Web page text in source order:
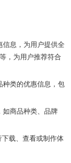
信息，为用户提供全
，为用户推荐符合
种类的优惠信息，包
如商品种类、品牌
载、查看或制作体